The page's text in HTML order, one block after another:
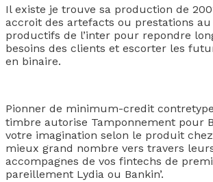
Il existe je trouve sa production de
accroit des artefacts ou prestations
productifs de l’inter pour repondre
besoins des clients et escorter les
en binaire.
Pionner de minimum-credit
timbre autorise Tamponnement pour
votre imagination selon le produit
mieux grand nombre vers travers
accompagnes de vos fintechs de
pareillement Lydia ou Bankin’.